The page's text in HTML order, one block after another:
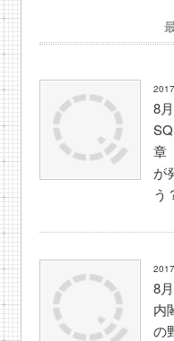
8
章
が
う
8
内
の